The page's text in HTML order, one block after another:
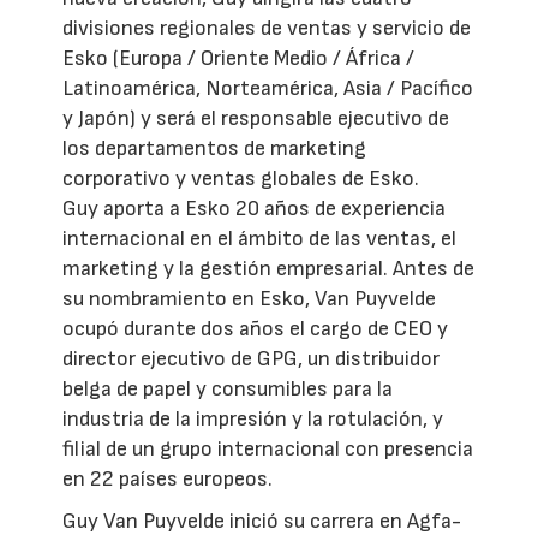
divisiones regionales de ventas y servicio de
Esko (Europa / Oriente Medio / África /
Latinoamérica, Norteamérica, Asia / Pacífico
y Japón) y será el responsable ejecutivo de
los departamentos de marketing
corporativo y ventas globales de Esko.
Guy aporta a Esko 20 años de experiencia
internacional en el ámbito de las ventas, el
marketing y la gestión empresarial. Antes de
su nombramiento en Esko, Van Puyvelde
ocupó durante dos años el cargo de CEO y
director ejecutivo de GPG, un distribuidor
belga de papel y consumibles para la
industria de la impresión y la rotulación, y
filial de un grupo internacional con presencia
en 22 países europeos.
Guy Van Puyvelde inició su carrera en Agfa-